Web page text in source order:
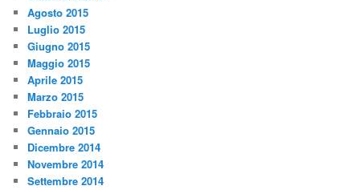
Agosto 2015
Luglio 2015
Giugno 2015
Maggio 2015
Aprile 2015
Marzo 2015
Febbraio 2015
Gennaio 2015
Dicembre 2014
Novembre 2014
Settembre 2014